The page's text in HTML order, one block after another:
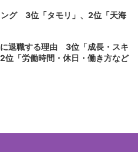
ング 3位「タモリ」、2位「天海
退職する理由 3位「成長・スキ
位「労働時間・休日・働き方など